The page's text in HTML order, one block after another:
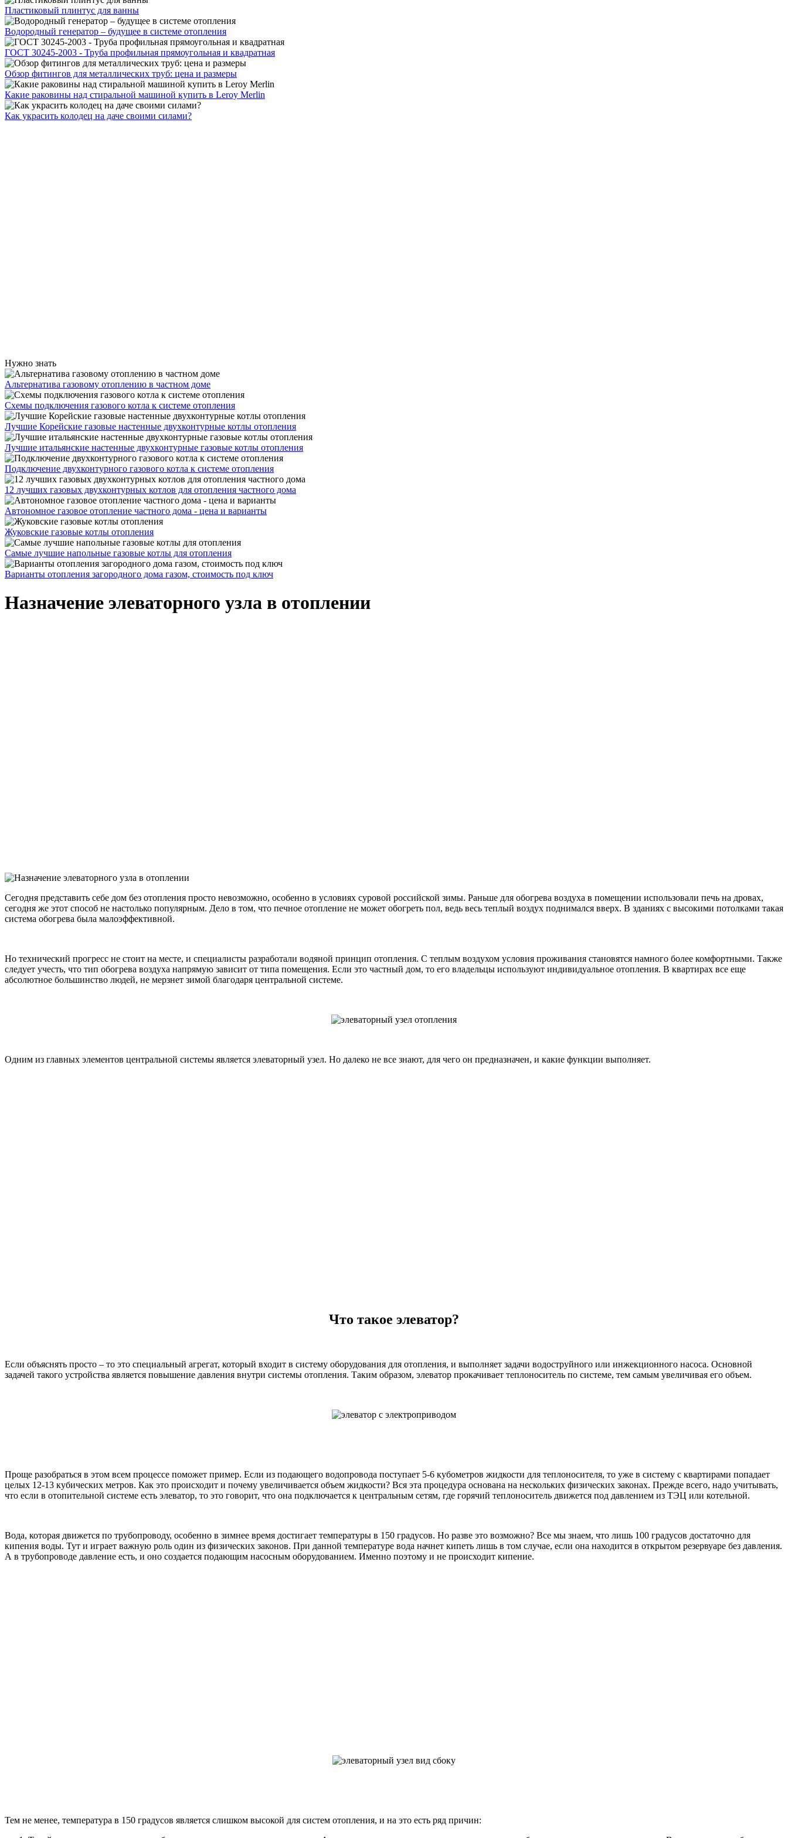
Пластиковый плинтус для ванны
Водородный генератор – будущее в системе отопления
ГОСТ 30245-2003 - Труба профильная прямоугольная и квадратная
Обзор фитингов для металлических труб: цена и размеры
Какие раковины над стиральной машиной купить в Leroy Merlin
Как украсить колодец на даче своими силами?
Нужно знать
Альтернатива газовому отоплению в частном доме
Схемы подключения газового котла к системе отопления
Лучшие Корейские газовые настенные двухконтурные котлы отопления
Лучшие итальянские настенные двухконтурные газовые котлы отопления
Подключение двухконтурного газового котла к системе отопления
12 лучших газовых двухконтурных котлов для отопления частного дома
Автономное газовое отопление частного дома - цена и варианты
Жуковские газовые котлы отопления
Самые лучшие напольные газовые котлы для отопления
Варианты отопления загородного дома газом, стоимость под ключ
Назначение элеваторного узла в отоплении
Сегодня представить себе дом без отопления просто невозможно, особенно в условиях суровой российской зимы. Раньше для обогрева воздуха в помещении использовали печь на дровах,
сегодня же этот способ не настолько популярным. Дело в том, что печное отопление не может обогреть пол, ведь весь теплый воздух поднимался вверх. В зданиях с высокими потолками такая
система обогрева была малоэффективной.
Но технический прогресс не стоит на месте, и специалисты разработали водяной принцип отопления. С теплым воздухом условия проживания становятся намного более комфортными. Также
следует учесть, что тип обогрева воздуха напрямую зависит от типа помещения. Если это частный дом, то его владельцы используют индивидуальное отопления. В квартирах все еще
абсолютное большинство людей, не мерзнет зимой благодаря центральной системе.
Одним из главных элементов центральной системы является элеваторный узел. Но далеко не все знают, для чего он предназначен, и какие функции выполняет.
Что такое элеватор?
Если объяснять просто – то это специальный агрегат, который входит в систему оборудования для отопления, и выполняет задачи водоструйного или инжекционного насоса. Основной
задачей такого устройства является повышение давления внутри системы отопления. Таким образом, элеватор прокачивает теплоноситель по системе, тем самым увеличивая его объем.
Проще разобраться в этом всем процессе поможет пример. Если из подающего водопровода поступает 5-6 кубометров жидкости для теплоносителя, то уже в систему с квартирами попадает
целых 12-13 кубических метров. Как это происходит и почему увеличивается объем жидкости? Вся эта процедура основана на нескольких физических законах. Прежде всего, надо учитывать,
что если в отопительной системе есть элеватор, то это говорит, что она подключается к центральным сетям, где горячий теплоноситель движется под давлением из ТЭЦ или котельной.
Вода, которая движется по трубопроводу, особенно в зимнее время достигает температуры в 150 градусов. Но разве это возможно? Все мы знаем, что лишь 100 градусов достаточно для
кипения воды. Тут и играет важную роль один из физических законов. При данной температуре вода начнет кипеть лишь в том случае, если она находится в открытом резервуаре без давления.
А в трубопроводе давление есть, и оно создается подающим насосным оборудованием. Именно поэтому и не происходит кипение.
Тем не менее, температура в 150 градусов является слишком высокой для систем отопления, и на это есть ряд причин: